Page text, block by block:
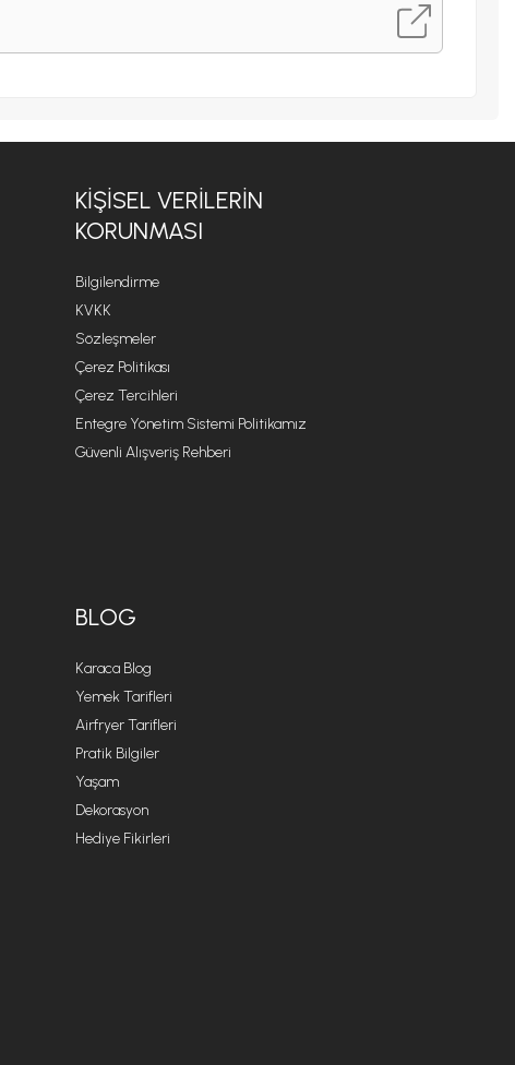
KIŞISEL VERILERIN
KORUNMASI
Bilgilendirme
KVKK
Sözleşmeler
Çerez Politikası
Çerez Tercihleri
Entegre Yönetim Sistemi Politikamız
Güvenli Alışveriş Rehberi
BLOG
Karaca Blog
Yemek Tarifleri
Airfryer Tarifleri
Pratik Bilgiler
Yaşam
Dekorasyon
Hediye Fikirleri